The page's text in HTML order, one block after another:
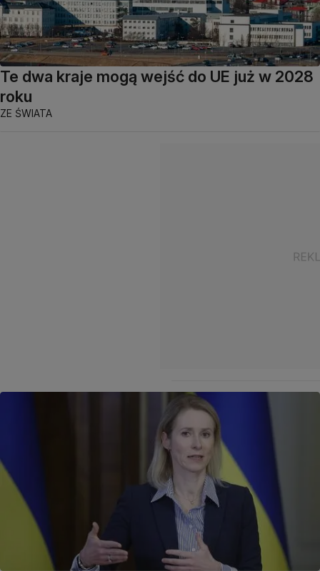
Te dwa kraje mogą wejść do UE już w 2028
roku
ZE ŚWIATA